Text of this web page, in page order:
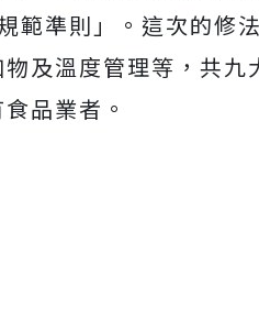
範準則」。這次的修
及溫度管理等，共九
品業者。